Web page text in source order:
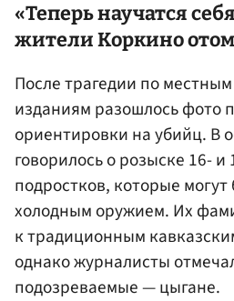
«Теперь научатся
жители Коркино
После трагедии по
изданиям разошлось фото
ориентировки на убийц. В
говорилось о розыске 16- и
подростков, которые
холодным оружием. Их
к традиционным
однако журналисты
подозреваемые — цыгане.